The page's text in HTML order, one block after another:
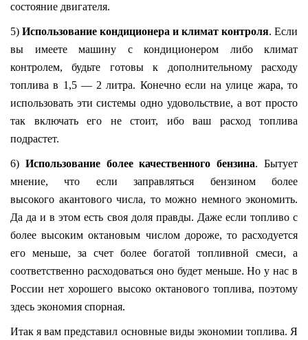
состояние двигателя.
5) Использование кондиционера и климат контроля. Если
вы имеете машину с кондиционером либо климат
контролем, будьте готовы к дополнительному расходу
топлива в 1,5 — 2 литра. Конечно если на улице жара, то
использовать эти системы одно удовольствие, а вот просто
так включать его не стоит, ибо ваш расход топлива
подрастет.
6) Использование более качественного бензина. Бытует
мнение, что если заправляться бензином более
высокого акантового числа, то можно немного экономить.
Да да и в этом есть своя доля правды. Даже если топливо с
более высоким октановым числом дороже, то расходуется
его меньше, за счет более богатой топливной смеси, а
соответственно расходоваться оно будет меньше. Но у нас в
России нет хорошего высоко октанового топлива, поэтому
здесь экономия спорная.
Итак я вам представил основные виды экономии топлива. Я